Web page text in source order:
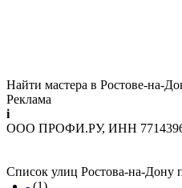
Найти мастера в Ростове-на-
Реклама
i
ООО ПРОФИ.РУ, ИНН
Список улиц Ростова-на-Дону